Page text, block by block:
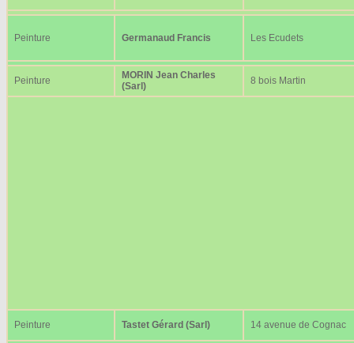
Peinture Germanaud Francis Les Ecudets
Peinture
MORIN Jean Charles
(Sarl)
8 bois Martin
Peinture Tastet Gérard (Sarl) 14 avenue de Cognac